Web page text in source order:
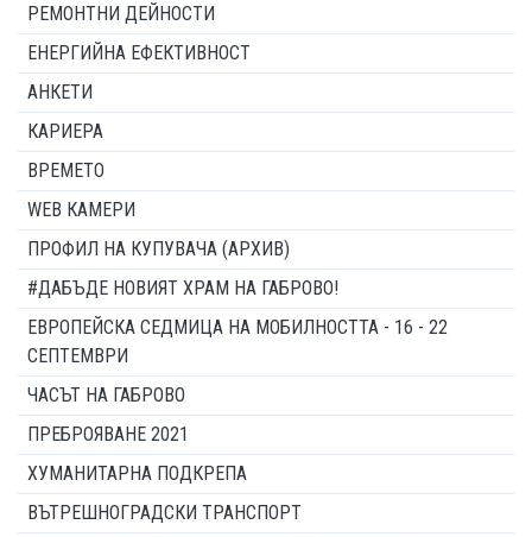
РЕМОНТНИ ДЕЙНОСТИ
ЕНЕРГИЙНА ЕФЕКТИВНОСТ
АНКЕТИ
КАРИЕРА
ВРЕМЕТО
WEB КАМЕРИ
ПРОФИЛ НА КУПУВАЧА (АРХИВ)
#ДАБЪДЕ НОВИЯТ ХРАМ НА ГАБРОВО!
ЕВРОПЕЙСКА СЕДМИЦА НА МОБИЛНОСТТА - 16 - 22
СЕПТЕМВРИ
ЧАСЪТ НА ГАБРОВО
ПРЕБРОЯВАНЕ 2021
ХУМАНИТАРНА ПОДКРЕПА
ВЪТРЕШНОГРАДСКИ ТРАНСПОРТ